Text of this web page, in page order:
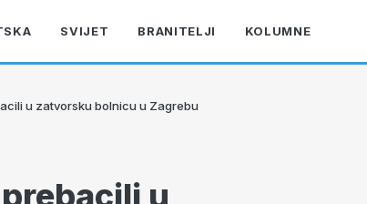
SVIJET BRANITELJI KOLUMNE
u zatvorsku bolnicu u Zagrebu
u